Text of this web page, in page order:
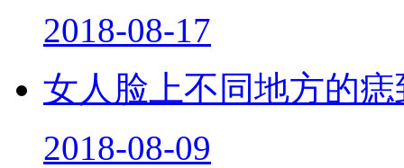
2018-08-17
女人脸上不同地方的
2018-08-09